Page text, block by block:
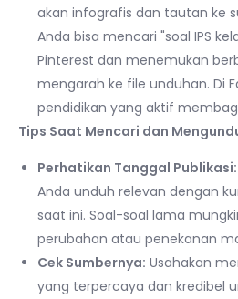
akan infografis dan tautan ke
Anda bisa mencari "soal IPS
Pinterest dan menemukan
mengarah ke file unduhan. Di
pendidikan yang aktif
Tips Saat Mencari dan
Perhatikan Tanggal Publikasi:
Anda unduh relevan dengan
saat ini. Soal-soal lama
perubahan atau penekanan
Cek Sumbernya: Usahakan
yang terpercaya dan kredibel